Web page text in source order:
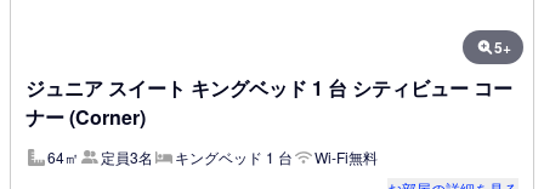
5+
ジュニア スイート キングベッド 1 台 シティビュー コー
ナー (Corner)
64㎡ 定員3名 キングベッド 1 台
Wi-Fi無料